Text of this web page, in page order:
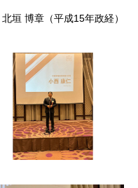
北垣 博章（平成15年政経）